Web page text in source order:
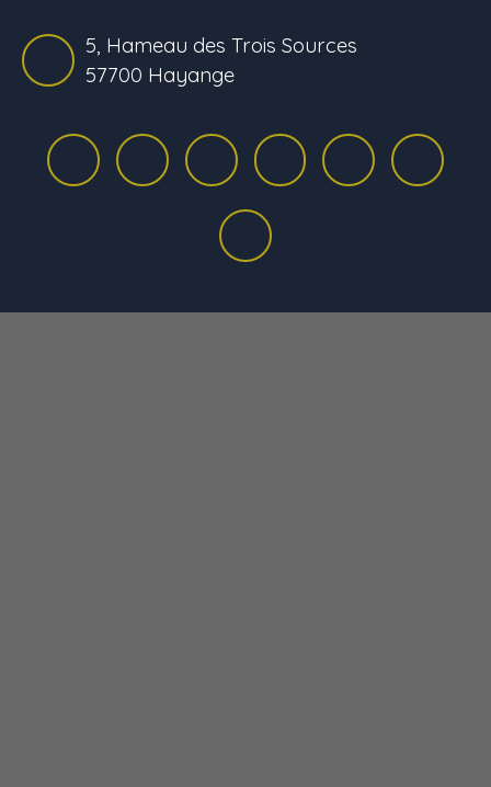
5, Hameau des Trois Sources
57700 Hayange